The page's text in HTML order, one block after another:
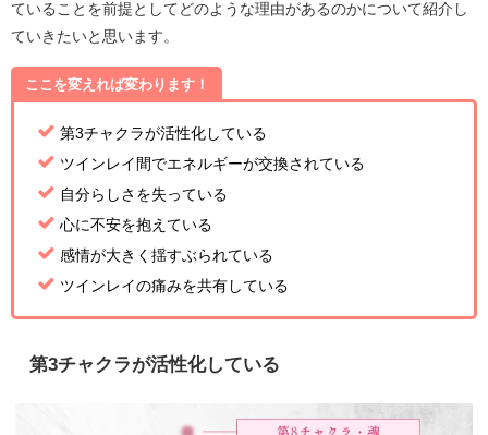
ていることを前提としてどのような理由があるのかについて紹介し
ていきたいと思います。
ここを変えれば変わります！
第3チャクラが活性化している
ツインレイ間でエネルギーが交換されている
自分らしさを失っている
心に不安を抱えている
感情が大きく揺すぶられている
ツインレイの痛みを共有している
第3チャクラが活性化している